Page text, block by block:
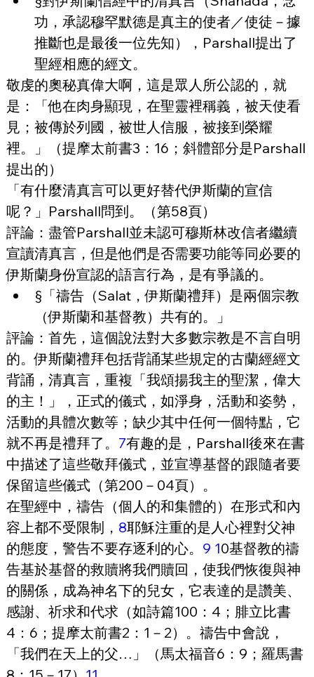
功，承認穆罕默德是真主的使者／使徒－據
推斷也是最後一位先知），Parshall提出了
聖經相應的經文。
敬虔的奧秘真偉大啊，這是眾人所公認的，就
是：「他在肉身顯現，在聖靈裡稱義，被天使看
見；被傳於列國，被世人信服，被接到榮耀
裡。」（提摩太前書3：16；斜體部分是Parshall
提出的）
「有什麼清真言可以更好替代伊斯蘭的宣信
呢？」Parshall問到。（第58頁）
評論：盡管Parshall並未認可穆斯林改信者繼續
宣讀清真言，但是他們是否需要功能等同必要的
伊斯蘭身份宣認的語言行為，是有爭議的。
§「禱告（Salat，伊斯蘭禮拜）是兩個宗教
（伊斯蘭和基督教）共有的。」
評論：首先，這個說法對大多數宗教是不言自明
的。伊斯蘭禮拜包括背誦某些規定的古蘭經經文
背誦，清真言，重複「我頌揚我主的聖潔，偉大
的主！」，正式的儀式，如淨身，活動和姿勢，
活動的具體次數等；缺少其中任何一個特點，它
就不再是禮拜了。 7有趣的是，Parshall後來在書
中描述了這些敬拜儀式，並宣導基督的跟隨者要
保留這些儀式（第200－04頁）。
在聖經中，禱告（個人的和集體的）在形式和內
容上都不受限制， 8耶穌注重的是人心裡對父神
的態度，警告不要存逐利的心。 9 10基督教的禱
告基於基督的救贖將我們贖回，使我們恢復與神
的關係，成為神名下的兒女，它表達的是讚美、
感謝、祈求和代求（如詩篇100：4；腓立比書
4：6；提摩太前書2：1－2）。禱告中會說，
「我們在天上的父…」（馬太福音6：9；羅馬書